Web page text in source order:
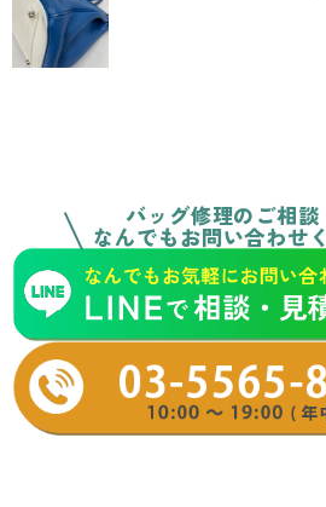
バッグ修理のご相談
なんでもお問い合わせ